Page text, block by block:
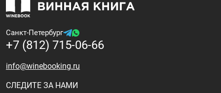
Санкт-Петербург
+7 (812) 715-06-66
info@winebooking.ru
СЛЕДИТЕ ЗА НАМИ